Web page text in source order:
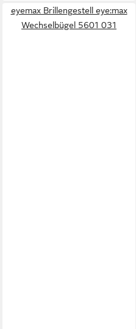
eyemax Brillengestell eye:max
Wechselbügel 5601 031